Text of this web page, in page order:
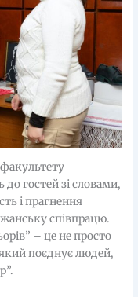
факультету
до гостей зі словами,
і прагнення
співпрацю.
– це не просто
поєднує людей,